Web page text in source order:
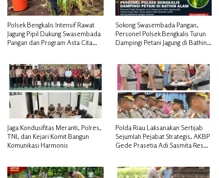
Polsek Bengkalis Intensif Rawat
Jagung Pipil Dukung Swasembada
Pangan dan Program Asta Cita
Sokong Swasembada Pangan,
Personel Polsek Bengkalis Turun
Dampingi Petani Jagung di Bathin
Jaga Kondusifitas Meranti, Polres,
TNI, dan Kejari Komit Bangun
Komunikasi Harmonis
Polda Riau Laksanakan Sertijab
Sejumlah Pejabat Strategis, AKBP
Gede Prasetia Adi Sasmita Resmi